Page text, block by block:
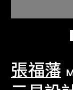
張福藩
关于M+
探索世界
文化藏品。